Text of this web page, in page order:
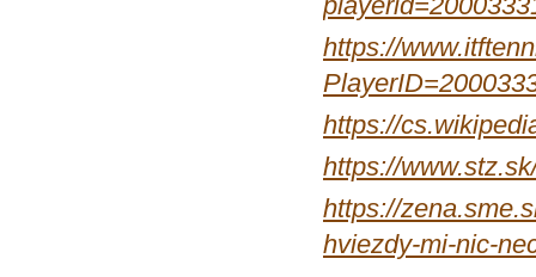
https://
https://
https://
https://
hviezdy-mi-nic-